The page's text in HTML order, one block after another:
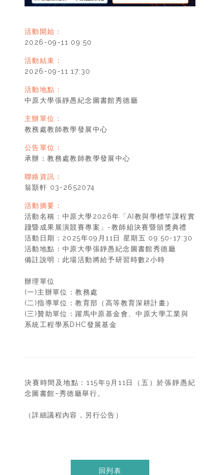
活動開始：
2026-09-11 09:50
活動結束：
2026-09-11 17:30
活動地點：
中原大學張靜愚紀念圖書館秀德廳
主辦單位：
教務處教師教學發展中心
公告單位：
承辦：教務處教師教學發展中心
聯絡資訊：
翁顥軒 03-2652074
活動摘要：
活動名稱：中原大學2026年「AI教與學標竿課程實
踐暨成果展演競賽專案」-教師組決賽暨頒獎典禮
活動日期：2025年09月11日 星期五 09:50-17:30
活動地點：中原大學張靜愚紀念圖書館秀德廳
備註說明：此場活動將給予研習時數2小時
辦理單位
(一)主辦單位：教務處
(二)指導單位：教育部（高等教育深耕計畫）
(三)贊助單位：躍馬中原基金會、中原大學工業與
系統工程學系DHC發展基金
決賽時間及地點：115年9月11日（五）於張靜愚紀
念圖書館–秀德廳舉行。
（詳細議程內容，另行公告）
回列表